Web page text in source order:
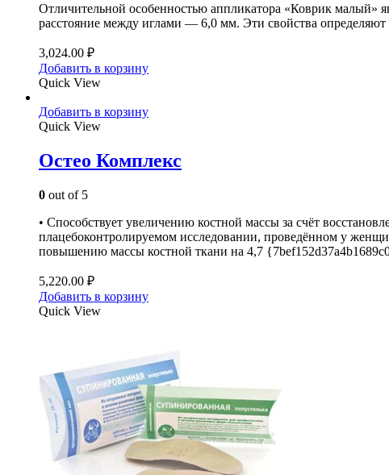
Отличительной особенностью аппликатора «Коврик малый»
расстояние между иглами — 6,0 мм. Эти свойства
3,024.00 ₽
Добавить в корзину
Quick View
Добавить в корзину
Quick View
Остео Комплекс
0 out of 5
• Способствует увеличению костной массы за счёт
плацебоконтролируемом исследовании, проведённом у
повышению массы костной ткани на 4,7
5,220.00 ₽
Добавить в корзину
Quick View